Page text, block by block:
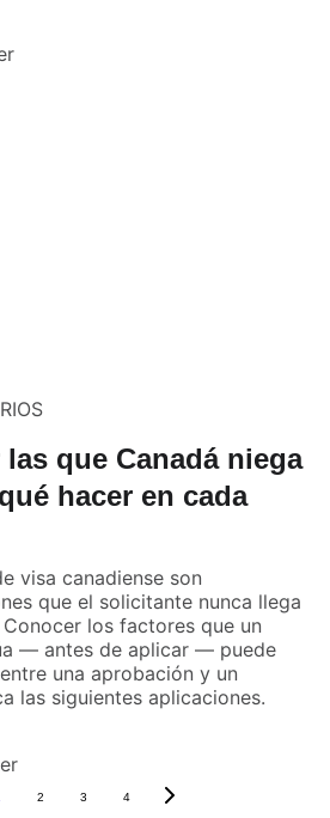
que Canadá niega
hacer en cada
visa canadiense son
que el solicitante nunca llega
los factores que un
— antes de aplicar — puede
una aprobación y un
las siguientes aplicaciones.
2 3 4